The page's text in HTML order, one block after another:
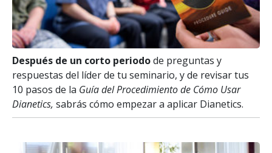
Después de un corto periodode preguntas y
respuestas del líder de tu seminario, y de revisar tus
10 pasos de la Guía del Procedimiento de Cómo Usar
Dianetics, sabrás cómo empezar a aplicar Dianetics.